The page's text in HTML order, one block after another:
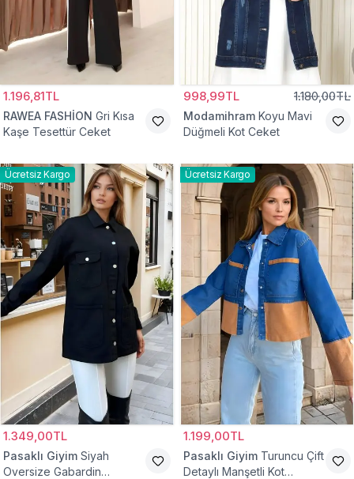
1.196,81TL
RAWEA FASHİON Gri Kısa
Kaşe Tesettür Ceket
998,99TL 1.180,00TL
Modamihram Koyu Mavi
Düğmeli Kot Ceket
Ücretsiz Kargo
1.349,00TL
Pasaklı Giyim Siyah
Oversize Gabardin
Ücretsiz Kargo
1.199,00TL
Pasaklı Giyim Turuncu Çift
Detaylı Manşetli Kot